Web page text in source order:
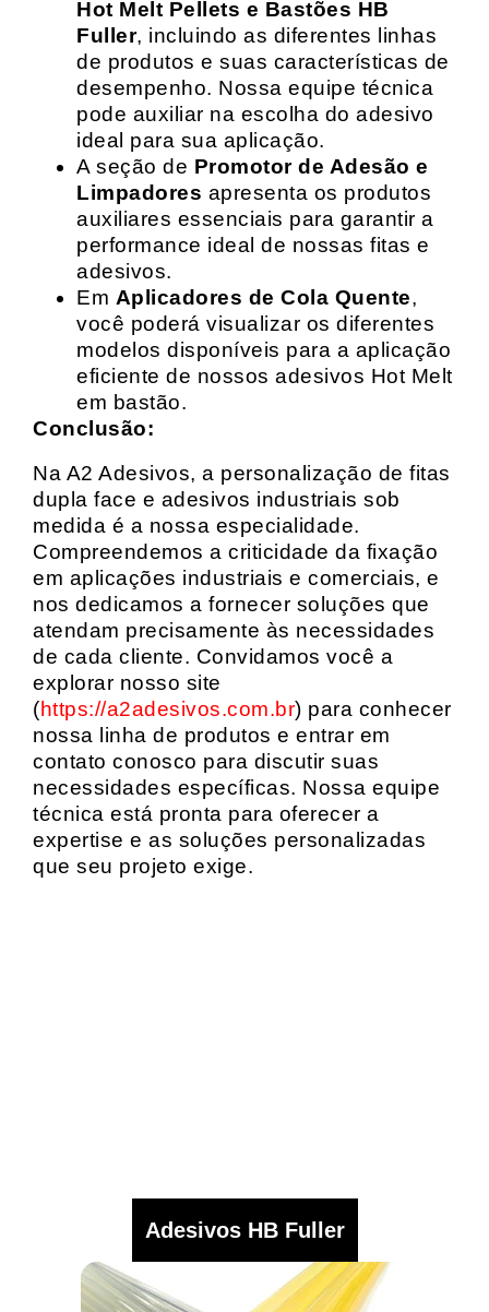
Hot Melt Pellets e Bastões HB
Fuller, incluindo as diferentes linhas
de produtos e suas características de
desempenho. Nossa equipe técnica
pode auxiliar na escolha do adesivo
ideal para sua aplicação.
A seção de Promotor de Adesão e
Limpadores apresenta os produtos
auxiliares essenciais para garantir a
performance ideal de nossas fitas e
adesivos.
Em Aplicadores de Cola Quente,
você poderá visualizar os diferentes
modelos disponíveis para a aplicação
eficiente de nossos adesivos Hot Melt
em bastão.
Conclusão:
Na A2 Adesivos, a personalização de fitas
dupla face e adesivos industriais sob
medida é a nossa especialidade.
Compreendemos a criticidade da fixação
em aplicações industriais e comerciais, e
nos dedicamos a fornecer soluções que
atendam precisamente às necessidades
de cada cliente. Convidamos você a
explorar nosso site
(https://a2adesivos.com.br) para conhecer
nossa linha de produtos e entrar em
contato conosco para discutir suas
necessidades específicas. Nossa equipe
técnica está pronta para oferecer a
expertise e as soluções personalizadas
que seu projeto exige.
Adesivos HB Fuller